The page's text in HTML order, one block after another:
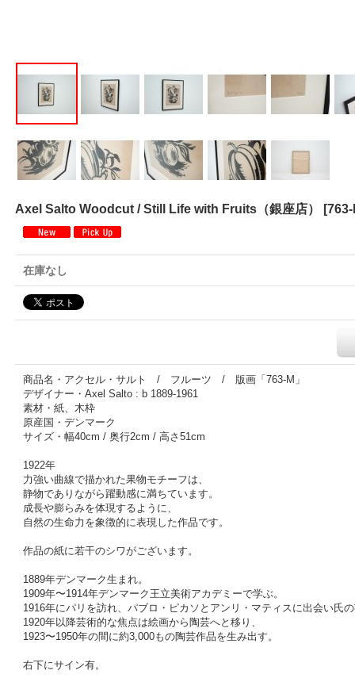
Axel Salto Woodcut / Still Life with Fruits（銀座店） [763-
在庫なし
商品名・アクセル・サルト / フルーツ / 版画「763-M」
デザイナー・Axel Salto : b 1889-1961
素材・紙、木枠
原産国・デンマーク
サイズ・幅40cm / 奥行2cm / 高さ51cm
1922年
力強い曲線で描かれた果物モチーフは、
静物でありながら躍動感に満ちています。
成長や膨らみを体現するように、
自然の生命力を象徴的に表現した作品です。
作品の紙に若干のシワがございます。
1889年デンマーク生まれ。
1909年〜1914年デンマーク王立美術アカデミーで学ぶ。
1916年にパリを訪れ、パブロ・ピカソとアンリ・マティスに出会い氏
1920年以降芸術的な焦点は絵画から陶芸へと移り、
1923〜1950年の間に約3,000もの陶芸作品を生み出す。
右下にサイン有。